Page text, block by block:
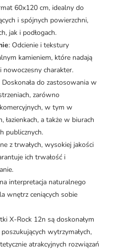
60x120 cm, idealny do
i spójnych powierzchni,
jak i podłogach.
: Odcienie i tekstury
kamieniem, które nadają
charakter.
Doskonała do zastosowania w
zarówno
w tym w
łazienkach, a także w biurach
publicznych.
z trwałych, wysokiej jakości
ich trwałość i
interpretacja naturalnego
wnętrz ceniących sobie
X-Rock 12n są doskonałym
wytrzymałych,
atrakcyjnych rozwiązań